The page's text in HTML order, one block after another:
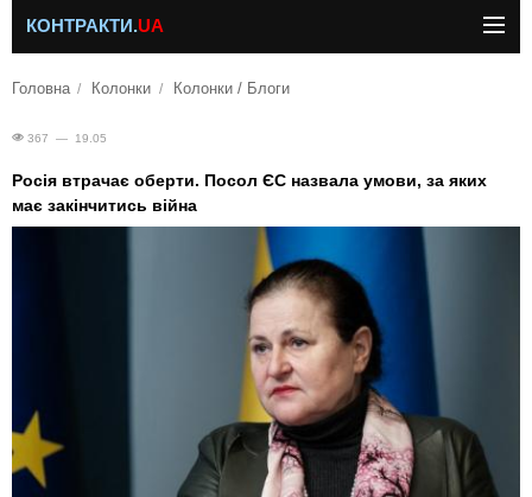
КОНТРАКТИ.UA
Головна Колонки Колонки / Блоги
367 — 19.05
Росія втрачає оберти. Посол ЄС назвала умови, за яких
має закінчитись війна